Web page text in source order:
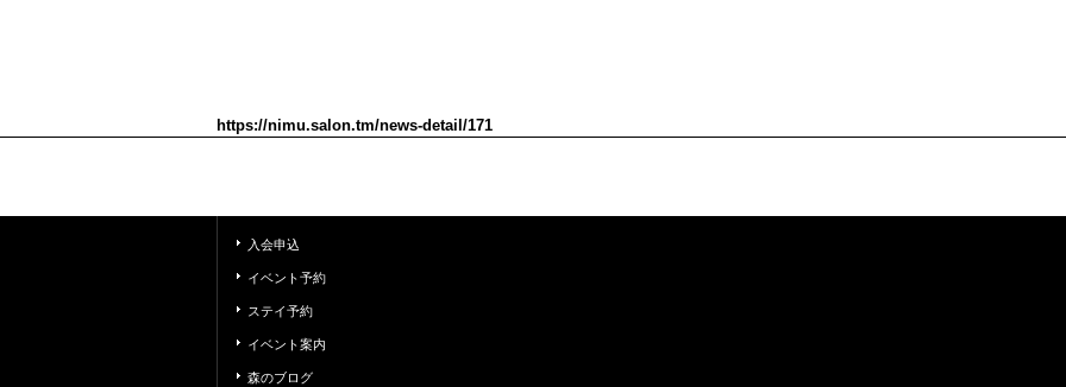
https://nimu.salon.tm/news-detail/171
入会申込
イベント予約
ステイ予約
イベント案内
森のブログ